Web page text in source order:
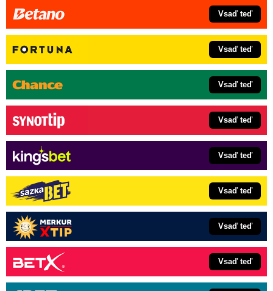
Vsaď teď
Vsaď teď
Vsaď teď
Vsaď teď
Vsaď teď
Vsaď teď
Vsaď teď
Vsaď teď